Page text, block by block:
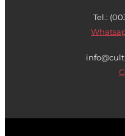
Tel.: